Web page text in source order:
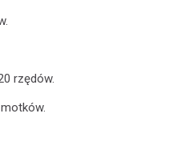
rzędów.